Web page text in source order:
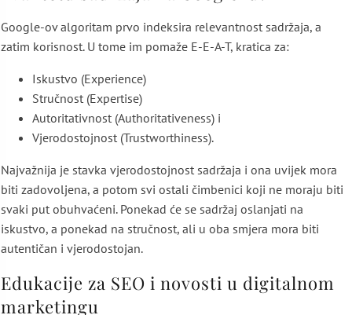
Google-ov algoritam prvo indeksira relevantnost sadržaja, a
zatim korisnost. U tome im pomaže E-E-A-T, kratica za:
Iskustvo (Experience)
Stručnost (Expertise)
Autoritativnost (Authoritativeness) i
Vjerodostojnost (Trustworthiness).
Najvažnija je stavka vjerodostojnost sadržaja i ona uvijek mora
biti zadovoljena, a potom svi ostali čimbenici koji ne moraju biti
svaki put obuhvaćeni. Ponekad će se sadržaj oslanjati na
iskustvo, a ponekad na stručnost, ali u oba smjera mora biti
autentičan i vjerodostojan.
Edukacije za SEO i novosti u digitalnom
marketingu